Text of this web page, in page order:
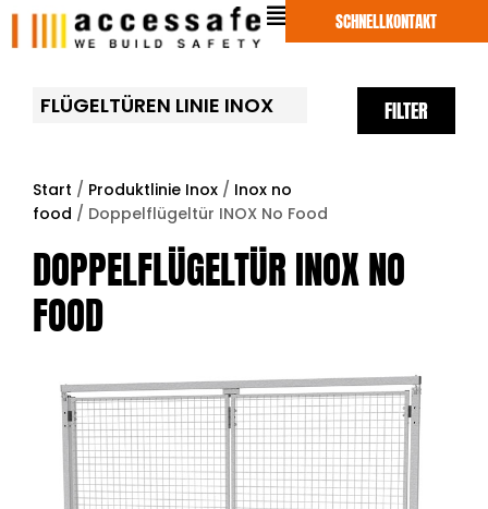
Zum
SCHNELLKONTAKT
FLÜGELTÜREN LINIE INOX FILTER
Start / Produktlinie Inox / Inox no
food / Doppelflügeltür INOX No Food
DOPPELFLÜGELTÜR INOX NO
FOOD